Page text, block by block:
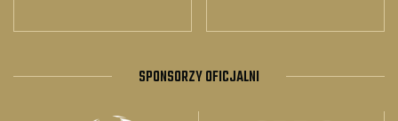
SPONSORZY OFICJALNI